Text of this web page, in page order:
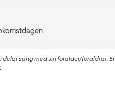
delar säng med sin förälder/föräldrar.